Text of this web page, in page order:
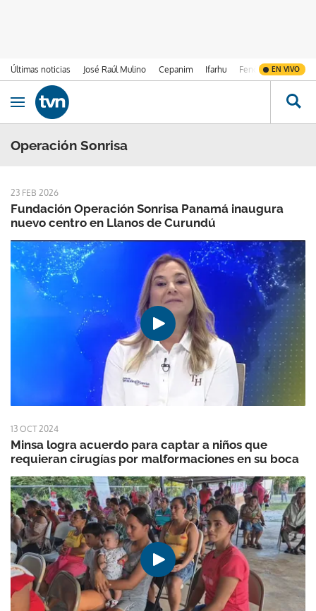
Últimas noticias José Raúl Mulino Cepanim Ifarhu Fenómeno de El
EN VIVO
Ir al contenido
Obrir navegació
Operación Sonrisa
23 FEB 2026
Fundación Operación Sonrisa Panamá inaugura
nuevo centro en Llanos de Curundú
13 OCT 2024
Minsa logra acuerdo para captar a niños que
requieran cirugías por malformaciones en su boca